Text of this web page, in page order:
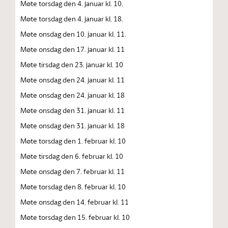
Møte torsdag den 4. januar kl. 10.
Møte torsdag den 4. januar kl. 18.
Møte onsdag den 10. januar kl. 11.
Møte onsdag den 17. januar kl. 11
Møte tirsdag den 23. januar kl. 10
Møte onsdag den 24. januar kl. 11
Møte onsdag den 24. januar kl. 18
Møte onsdag den 31. januar kl. 11
Møte onsdag den 31. januar kl. 18
Møte torsdag den 1. februar kl. 10
Møte tirsdag den 6. februar kl. 10
Møte onsdag den 7. februar kl. 11
Møte torsdag den 8. februar kl. 10
Møte onsdag den 14. februar kl. 11
Møte torsdag den 15. februar kl. 10